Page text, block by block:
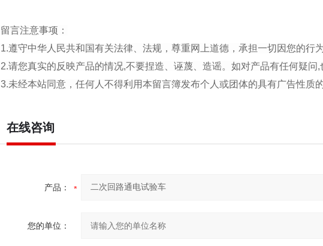
留言注意事项：
1.遵守中华人民共和国有关法律、法规，尊重网上道德，承担一切因您的行
2.请您真实的反映产品的情况,不要捏造、诬蔑、造谣。如对产品有任何疑问,
3.未经本站同意，任何人不得利用本留言簿发布个人或团体的具有广告性质
在线咨询
产品：
您的单位：